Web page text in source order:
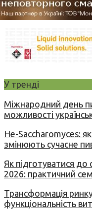
У тренді
Міжнародний день
можливості
Не-Saccharomyces:
змінюють сучасне
Як підготуватися
2026: практичний
Трансформація
функціональність